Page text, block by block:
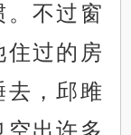
。不过窗
住过的房
去，邱雎
出许多